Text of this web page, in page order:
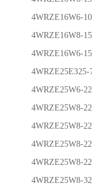
4WRZE16W6-
4WRZE16W8-
4WRZE16W6-
4WRZE25W6-
4WRZE25W8-
4WRZE25W8-
4WRZE25W8-
4WRZE25W8-
4WRZE25W8-